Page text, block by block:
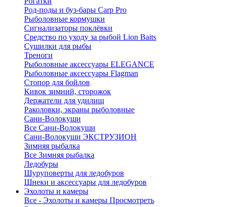
Род-поды и буз-бары Carp Pro
Рыболовные кормушки
Сигнализаторы поклёвки
Средство по уходу за рыбой Lion Baits
Сушилки для рыбы
Треноги
Рыболовные аксессуары ELEGANCE
Рыболовные аксессуары Flagman
Стопор для бойлов
Кивок зимний, сторожок
Держатели для удилищ
Раколовки, экраны рыболовные
Сани-Волокуши
Все Сани-Волокуши
Сани-Волокуши ЭКСТРУЗИОН
Зимняя рыбалка
Все Зимняя рыбалка
Ледобуры
Шуруповерты для ледобуров
Шнеки и аксессуары для ледобуров
Эхолоты и камеры
Все - Эхолоты и камеры Просмотреть